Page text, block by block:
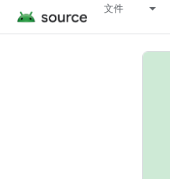
文件